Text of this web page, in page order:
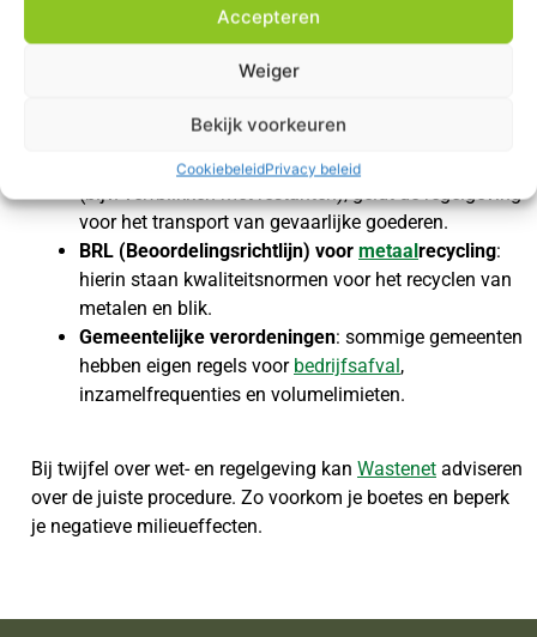
Accepteren
Weiger
Bekijk voorkeuren
CookiebeleidPrivacy beleid
Relevante bepalingen
ADR-wetgeving: als je gevaarlijke stoffen vervoert
(bijv. verfblikken met restanten), geldt de regelgeving
voor het transport van gevaarlijke goederen.
BRL (Beoordelingsrichtlijn) voor metaalrecycling:
hierin staan kwaliteitsnormen voor het recyclen van
metalen en blik.
Gemeentelijke verordeningen: sommige gemeenten
hebben eigen regels voor bedrijfsafval,
inzamelfrequenties en volumelimieten.
Bij twijfel over wet- en regelgeving kan Wastenet adviseren
over de juiste procedure. Zo voorkom je boetes en beperk
je negatieve milieueffecten.